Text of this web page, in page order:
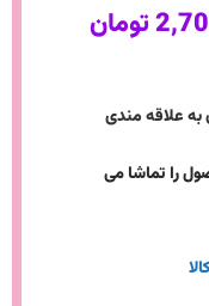
تومان
به علاقه مندی
را تماشا می